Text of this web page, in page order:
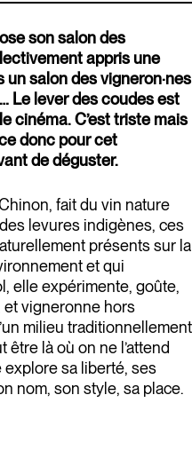
son salon des
appris une
salon des vigneron·nes
Le lever des coudes est
cinéma. C’est triste mais
donc pour cet
de déguster.
fait du vin nature
levures indigènes, ces
présents sur la
et qui
elle expérimente, goûte,
et vigneronne hors
milieu traditionnellement
être là où on ne l’attend
explore sa liberté, ses
nom, son style, sa place.